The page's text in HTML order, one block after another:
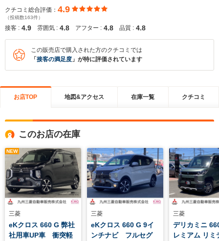
クチコミ総合評価： 4.9
（投稿数163件）
接客 : 4.9 雰囲気 : 4.8 アフター : 4.8 品質 : 4.8
この販売店で購入された方のクチコミでは
「 接客の満足度 」が特に評価されています
お店TOP 地図&アクセス 在庫一覧 クチコミ
このお店の在庫
NEW
三菱
eKクロス 660 G 弊社
社用車UP車 衝突軽
三菱
eKクロス 660 G 9イ
ンチナビ フルセグ
三菱
デリカミニ
レミアム リミ